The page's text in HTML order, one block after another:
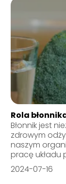
Rola
Błonnik jest
zdrowym
naszym
pracę układu
2024-07-16